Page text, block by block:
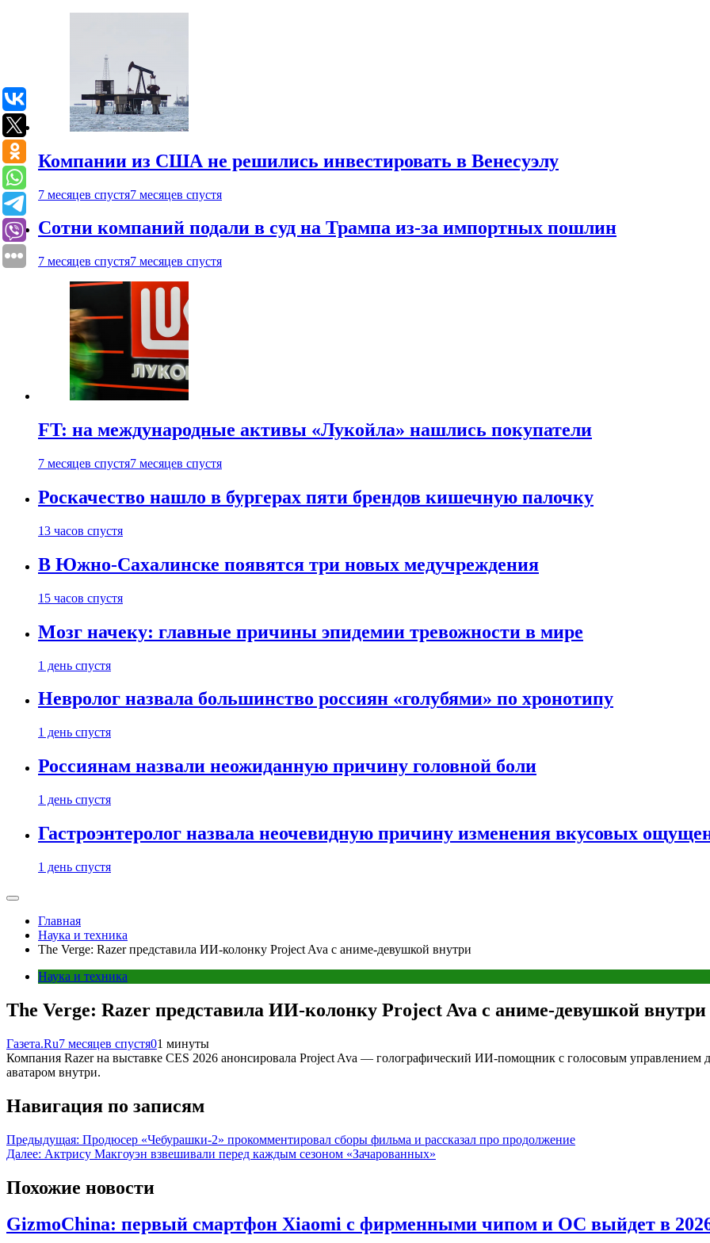
Компании из США не решились инвестировать в Венесуэлу
7 месяцев спустя7 месяцев спустя
Сотни компаний подали в суд на Трампа из-за импортных пошлин
7 месяцев спустя7 месяцев спустя
FT: на международные активы «Лукойла» нашлись покупатели
7 месяцев спустя7 месяцев спустя
Роскачество нашло в бургерах пяти брендов кишечную палочку
13 часов спустя
В Южно-Сахалинске появятся три новых медучреждения
15 часов спустя
Мозг начеку: главные причины эпидемии тревожности в мире
1 день спустя
Невролог назвала большинство россиян «голубями» по хронотипу
1 день спустя
Россиянам назвали неожиданную причину головной боли
1 день спустя
Гастроэнтеролог назвала неочевидную причину изменения вкусовых
1 день спустя
Главная
Наука и техника
The Verge: Razer представила ИИ-колонку Project Ava с аниме-девушкой внутри
Наука и техника
The Verge: Razer представила ИИ-колонку Project Ava с аниме-девушкой внутри
Газета.Ru7 месяцев спустя01 минуты
Компания Razer на выставке CES 2026 анонсировала Project Ava — голографический ИИ-помощник с голосовым
аватаром внутри.
Навигация по записям
Предыдущая: Продюсер «Чебурашки-2» прокомментировал сборы фильма и рассказал про продолжение
Далее: Актрису Макгоуэн взвешивали перед каждым сезоном «Зачарованных»
Похожие новости
GizmoChina: первый смартфон Xiaomi с фирменными чипом и ОС выйдет в